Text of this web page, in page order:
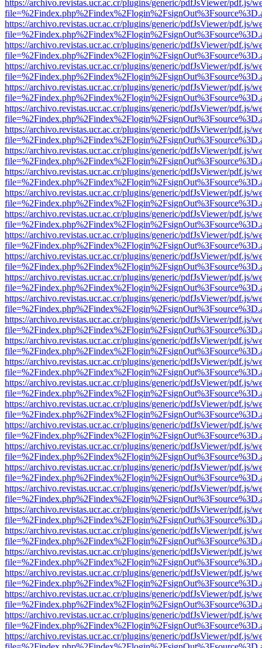
https://archivo.revistas.ucr.ac.cr/plugins/generic/pdfJsViewer/pdf.js/
https://archivo.revistas.ucr.ac.cr/plugins/generic/pdfJsViewer/pdf.js/
https://archivo.revistas.ucr.ac.cr/plugins/generic/pdfJsViewer/pdf.js/
https://archivo.revistas.ucr.ac.cr/plugins/generic/pdfJsViewer/pdf.js/
https://archivo.revistas.ucr.ac.cr/plugins/generic/pdfJsViewer/pdf.js/
https://archivo.revistas.ucr.ac.cr/plugins/generic/pdfJsViewer/pdf.js/
https://archivo.revistas.ucr.ac.cr/plugins/generic/pdfJsViewer/pdf.js/
https://archivo.revistas.ucr.ac.cr/plugins/generic/pdfJsViewer/pdf.js/
https://archivo.revistas.ucr.ac.cr/plugins/generic/pdfJsViewer/pdf.js/
https://archivo.revistas.ucr.ac.cr/plugins/generic/pdfJsViewer/pdf.js/
https://archivo.revistas.ucr.ac.cr/plugins/generic/pdfJsViewer/pdf.js/
https://archivo.revistas.ucr.ac.cr/plugins/generic/pdfJsViewer/pdf.js/
https://archivo.revistas.ucr.ac.cr/plugins/generic/pdfJsViewer/pdf.js/
https://archivo.revistas.ucr.ac.cr/plugins/generic/pdfJsViewer/pdf.js/
https://archivo.revistas.ucr.ac.cr/plugins/generic/pdfJsViewer/pdf.js/
https://archivo.revistas.ucr.ac.cr/plugins/generic/pdfJsViewer/pdf.js/
https://archivo.revistas.ucr.ac.cr/plugins/generic/pdfJsViewer/pdf.js/
https://archivo.revistas.ucr.ac.cr/plugins/generic/pdfJsViewer/pdf.js/
https://archivo.revistas.ucr.ac.cr/plugins/generic/pdfJsViewer/pdf.js/
https://archivo.revistas.ucr.ac.cr/plugins/generic/pdfJsViewer/pdf.js/
https://archivo.revistas.ucr.ac.cr/plugins/generic/pdfJsViewer/pdf.js/
https://archivo.revistas.ucr.ac.cr/plugins/generic/pdfJsViewer/pdf.js/
https://archivo.revistas.ucr.ac.cr/plugins/generic/pdfJsViewer/pdf.js/
https://archivo.revistas.ucr.ac.cr/plugins/generic/pdfJsViewer/pdf.js/
https://archivo.revistas.ucr.ac.cr/plugins/generic/pdfJsViewer/pdf.js/
https://archivo.revistas.ucr.ac.cr/plugins/generic/pdfJsViewer/pdf.js/
https://archivo.revistas.ucr.ac.cr/plugins/generic/pdfJsViewer/pdf.js/
https://archivo.revistas.ucr.ac.cr/plugins/generic/pdfJsViewer/pdf.js/
https://archivo.revistas.ucr.ac.cr/plugins/generic/pdfJsViewer/pdf.js/
https://archivo.revistas.ucr.ac.cr/plugins/generic/pdfJsViewer/pdf.js/
https://archivo.revistas.ucr.ac.cr/plugins/generic/pdfJsViewer/pdf.js/